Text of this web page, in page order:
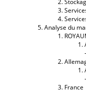
Analyse du
France